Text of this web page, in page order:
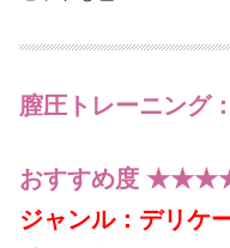
膣圧トレーニング
おすすめ度
ジャンル：デリケ